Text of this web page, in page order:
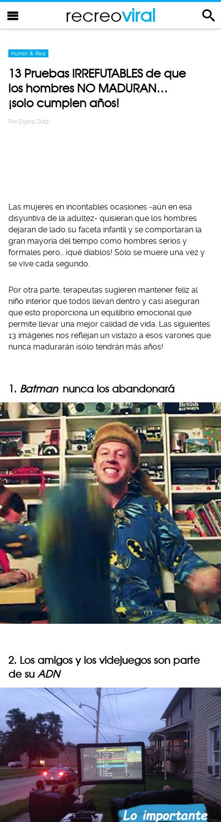
recreoviral
Humor & Risa
13 Pruebas IRREFUTABLES de que
los hombres NO MADURAN…
¡solo cumplen años!
Por Diana Diaz
Las mujeres en incontables ocasiones -aún en esa
disyuntiva de la adultez- quisieran que los hombres
dejaran de lado su faceta infantil y se comportaran la
gran mayoría del tiempo como hombres serios y
formales pero… ¡qué diablos! Sólo se muere una vez y
se vive cada segundo.
Por otra parte, terapeutas sugieren mantener feliz al
niño interior que todos llevan dentro y casi aseguran
que esto proporciona un equilibrio emocional que
permite llevar una mejor calidad de vida. Las siguientes
13 imágenes nos reflejan un vistazo a esos varones que
nunca madurarán ¡sólo tendrán más años!
1. Batman nunca los abandonará
2. Los amigos y los videjuegos son parte
de su ADN